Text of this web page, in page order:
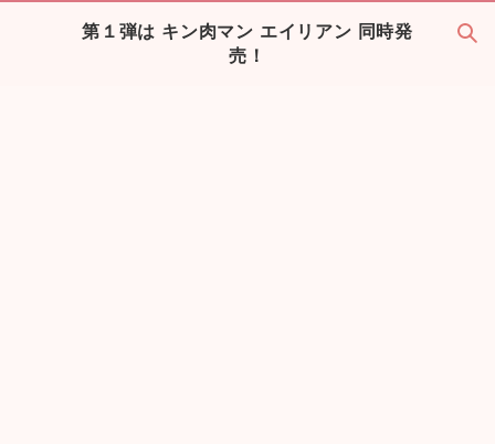
第１弾は キン肉マン エイリアン 同時発
売！